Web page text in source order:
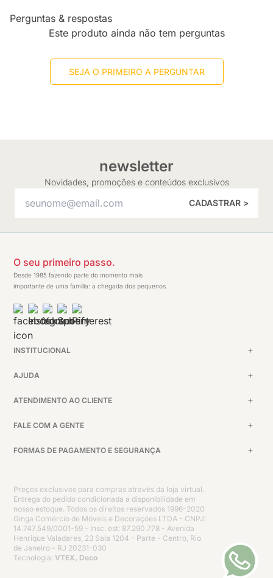
Perguntas & respostas
Este produto ainda não tem perguntas
SEJA O PRIMEIRO A PERGUNTAR
newsletter
Novidades, promoções e conteúdos exclusivos
CADASTRAR >
O seu primeiro passo.
Desde 1985 fazendo parte do momento mais
importante de uma família: a chegada dos pequenos.
INSTITUCIONAL
AJUDA
ATENDIMENTO AO CLIENTE
FALE COM A GENTE
FORMAS DE PAGAMENTO E SEGURANÇA
Preços exclusivos para compras através da loja virtual.
Entrega do pedido condicionada a disponibilidade em
nosso estoque. Todos os direitos reservados 1996-2020
Ginga Comércio de Móveis e Decorações LTDA - CNPJ:
14.747.549/0001-59 - Insc. est: 87.290.778 - Avenida
Henrique Valadares, 23 Sala 1204 - Parte - Centro, Rio
de Janeiro - RJ 20231-030
Tecnologia: VTEX, Deco